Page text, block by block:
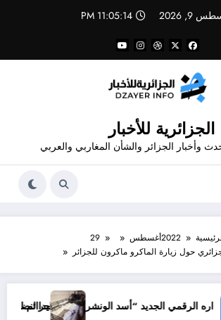
9, 2026
11:05:15 PM
الجزائرية للأخبار
وأخبار الجزائر والشأن المغاربي والعربي
2022أغسطس
29
حول زيارة الماكرو ماكرون للجزائر
الونشريس” تخليدا لنضال الشهيد الجيلالي بونعامة
جرائم الاحتلال خلال حرب الإبادة